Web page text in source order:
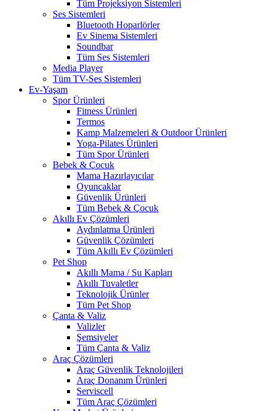
Tüm Projeksiyon Sistemleri
Ses Sistemleri
Bluetooth Hoparlörler
Ev Sinema Sistemleri
Soundbar
Tüm Ses Sistemleri
Media Player
Tüm TV-Ses Sistemleri
Ev-Yaşam
Spor Ürünleri
Fitness Ürünleri
Termos
Kamp Malzemeleri & Outdoor Ürünleri
Yoga-Pilates Ürünleri
Tüm Spor Ürünleri
Bebek & Çocuk
Mama Hazırlayıcılar
Oyuncaklar
Güvenlik Ürünleri
Tüm Bebek & Çocuk
Akıllı Ev Çözümleri
Aydınlatma Ürünleri
Güvenlik Çözümleri
Tüm Akıllı Ev Çözümleri
Pet Shop
Akıllı Mama / Su Kapları
Akıllı Tuvaletler
Teknolojik Ürünler
Tüm Pet Shop
Çanta & Valiz
Valizler
Şemsiyeler
Tüm Çanta & Valiz
Araç Çözümleri
Araç Güvenlik Teknolojileri
Araç Donanım Ürünleri
Serviscell
Tüm Araç Çözümleri